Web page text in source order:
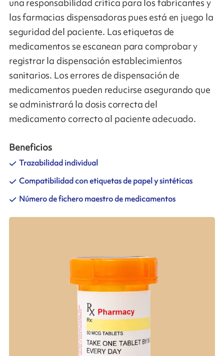
una responsabilidad crítica para los fabricantes y
las farmacias dispensadoras pues está en juego la
seguridad del paciente. Las etiquetas de
medicamentos se escanean para comprobar y
registrar la dispensación establecimientos
sanitarios. Los errores de dispensación de
medicamentos pueden reducirse asegurando que
se administrará la dosis correcta del
medicamento correcto al paciente adecuado.
Beneficios
Trazabilidad individual
Compatibilidad con etiquetas de papel y sintéticas
Número de fichero maestro de medicamentos